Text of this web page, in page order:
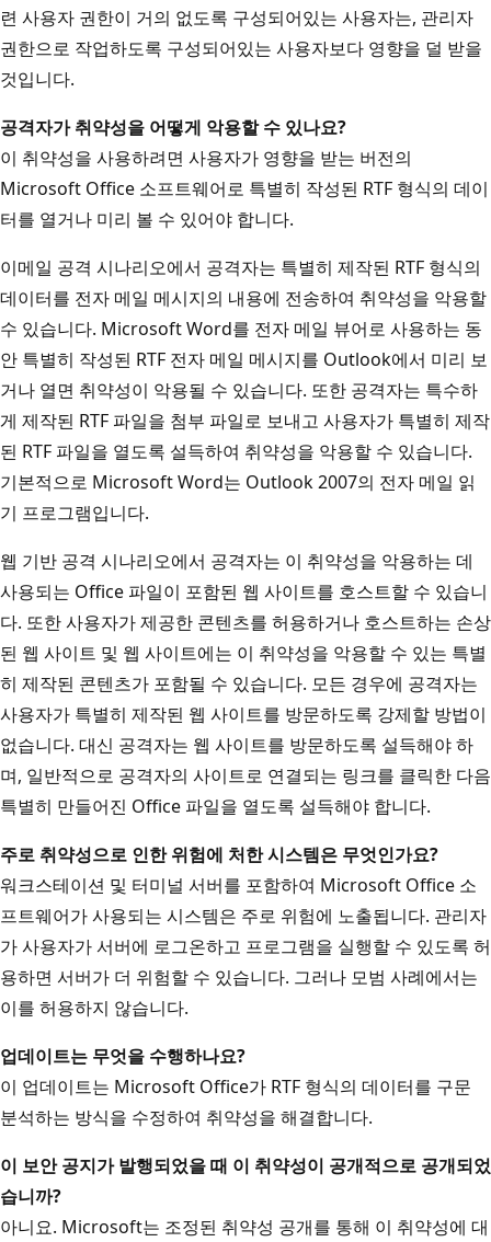
련 사용자 권한이 거의 없도록 구성되어있는 사용자는, 관리자
권한으로 작업하도록 구성되어있는 사용자보다 영향을 덜 받을
것입니다.
공격자가 취약성을 어떻게 악용할 수 있나요?
이 취약성을 사용하려면 사용자가 영향을 받는 버전의
Microsoft Office 소프트웨어로 특별히 작성된 RTF 형식의 데이
터를 열거나 미리 볼 수 있어야 합니다.
이메일 공격 시나리오에서 공격자는 특별히 제작된 RTF 형식의
데이터를 전자 메일 메시지의 내용에 전송하여 취약성을 악용할
수 있습니다. Microsoft Word를 전자 메일 뷰어로 사용하는 동
안 특별히 작성된 RTF 전자 메일 메시지를 Outlook에서 미리 보
거나 열면 취약성이 악용될 수 있습니다. 또한 공격자는 특수하
게 제작된 RTF 파일을 첨부 파일로 보내고 사용자가 특별히 제작
된 RTF 파일을 열도록 설득하여 취약성을 악용할 수 있습니다.
기본적으로 Microsoft Word는 Outlook 2007의 전자 메일 읽
기 프로그램입니다.
웹 기반 공격 시나리오에서 공격자는 이 취약성을 악용하는 데
사용되는 Office 파일이 포함된 웹 사이트를 호스트할 수 있습니
다. 또한 사용자가 제공한 콘텐츠를 허용하거나 호스트하는 손상
된 웹 사이트 및 웹 사이트에는 이 취약성을 악용할 수 있는 특별
히 제작된 콘텐츠가 포함될 수 있습니다. 모든 경우에 공격자는
사용자가 특별히 제작된 웹 사이트를 방문하도록 강제할 방법이
없습니다. 대신 공격자는 웹 사이트를 방문하도록 설득해야 하
며, 일반적으로 공격자의 사이트로 연결되는 링크를 클릭한 다음
특별히 만들어진 Office 파일을 열도록 설득해야 합니다.
주로 취약성으로 인한 위험에 처한 시스템은 무엇인가요?
워크스테이션 및 터미널 서버를 포함하여 Microsoft Office 소
프트웨어가 사용되는 시스템은 주로 위험에 노출됩니다. 관리자
가 사용자가 서버에 로그온하고 프로그램을 실행할 수 있도록 허
용하면 서버가 더 위험할 수 있습니다. 그러나 모범 사례에서는
이를 허용하지 않습니다.
업데이트는 무엇을 수행하나요?
이 업데이트는 Microsoft Office가 RTF 형식의 데이터를 구문
분석하는 방식을 수정하여 취약성을 해결합니다.
이 보안 공지가 발행되었을 때 이 취약성이 공개적으로 공개되었
습니까?
아니요. Microsoft는 조정된 취약성 공개를 통해 이 취약성에 대